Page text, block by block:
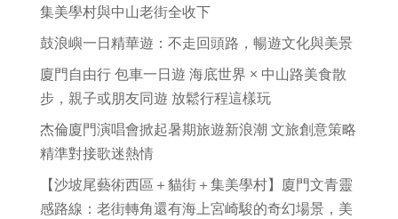
集美學村與中山老街全收下
鼓浪嶼一日精華遊：不走回頭路，暢遊文化與美景
廈門自由行 包車一日遊 海底世界 × 中山路美食散
步，親子或朋友同遊 放鬆行程這樣玩
杰倫廈門演唱會掀起暑期旅遊新浪潮 文旅創意策略
精準對接歌迷熱情
【沙坡尾藝術西區＋貓街＋集美學村】廈門文青靈
感路線：老街轉角還有海上宮崎駿的奇幻場景，美